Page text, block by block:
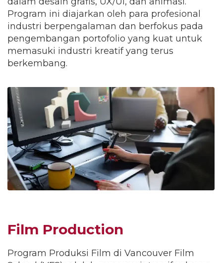
Program ini diajarkan oleh para profesional
industri berpengalaman dan berfokus pada
pengembangan portofolio yang kuat untuk
memasuki industri kreatif yang terus
berkembang.
Film Production
Program Produksi Film di Vancouver Film